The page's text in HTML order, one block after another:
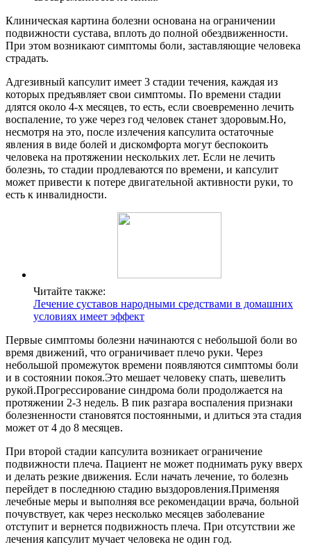
Клиническая картина болезни основана на ограничении
подвижности сустава, вплоть до полной обездвиженности.
При этом возникают симптомы боли, заставляющие человека
страдать.
Адгезивный капсулит имеет 3 стадии течения, каждая из
которых предъявляет свои симптомы. По времени стадии
длятся около 4-х месяцев, то есть, если своевременно лечить
воспаление, то уже через год человек станет здоровым.Но,
несмотря на это, после излечения капсулита остаточные
явления в виде болей и дискомфорта могут беспокоить
человека на протяжении нескольких лет. Если не лечить
болезнь, то стадии продлеваются по времени, и капсулит
может привести к потере двигательной активности руки, то
есть к инвалидности.
Читайте также:
Лечение суставов народными средствами в домашних
условиях имеет эффект
Первые симптомы болезни начинаются с небольшой боли во
время движений, что ограничивает плечо руки. Через
небольшой промежуток времени появляются симптомы боли
и в состоянии покоя.Это мешает человеку спать, шевелить
рукой.Прогрессирование синдрома боли продолжается на
протяжении 2-3 недель. В пик разгара воспаления признаки
болезненности становятся постоянными, и длиться эта стадия
может от 4 до 8 месяцев.
При второй стадии капсулита возникает ограничение
подвижности плеча. Пациент не может поднимать руку вверх
и делать резкие движения. Если начать лечение, то болезнь
перейдет в последнюю стадию выздоровления.Применяя
лечебные меры и выполняя все рекомендации врача, больной
почувствует, как через несколько месяцев заболевание
отступит и вернется подвижность плеча. При отсутствии же
лечения капсулит мучает человека не один год.